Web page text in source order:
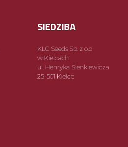
SIEDZIBA
KLC Seeds Sp. z o.o
w Kielcach
ul. Henryka Sienkiewicza
25-501 Kielce